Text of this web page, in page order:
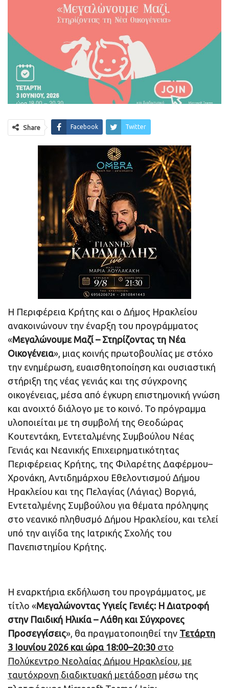
Share Facebook Twitter
Η Περιφέρεια Κρήτης και ο Δήμος Ηρακλείου
ανακοινώνουν την έναρξη του προγράμματος
«Μεγαλώνουμε Μαζί – Στηρίζοντας τη Νέα
Οικογένεια», μιας κοινής πρωτοβουλίας με στόχο
την ενημέρωση, ευαισθητοποίηση και ουσιαστική
στήριξη της νέας γενιάς και της σύγχρονης
οικογένειας, μέσα από έγκυρη επιστημονική γνώση
και ανοιχτό διάλογο με το κοινό. Το πρόγραμμα
υλοποιείται με τη συμβολή της Θεοδώρας
Κουτεντάκη, Εντεταλμένης Συμβούλου Νέας
Γενιάς και Νεανικής Επιχειρηματικότητας
Περιφέρειας Κρήτης, της Φιλαρέτης Δαφέρμου–
Χρονάκη, Αντιδημάρχου Εθελοντισμού Δήμου
Ηρακλείου και της Πελαγίας (Λάγιας) Βοργιά,
Εντεταλμένης Συμβούλου για θέματα πρόληψης
στο νεανικό πληθυσμό Δήμου Ηρακλείου, και τελεί
υπό την αιγίδα της Ιατρικής Σχολής του
Πανεπιστημίου Κρήτης.
Η εναρκτήρια εκδήλωση του προγράμματος, με
τίτλο «Μεγαλώνοντας Υγιείς Γενιές: Η Διατροφή
στην Παιδική Ηλικία – Λάθη και Σύγχρονες
Προσεγγίσεις», θα πραγματοποιηθεί την Τετάρτη
3 Ιουνίου 2026 και ώρα 18:00–20:30 στο
Πολύκεντρο Νεολαίας Δήμου Ηρακλείου, με
ταυτόχρονη διαδικτυακή μετάδοση μέσω της